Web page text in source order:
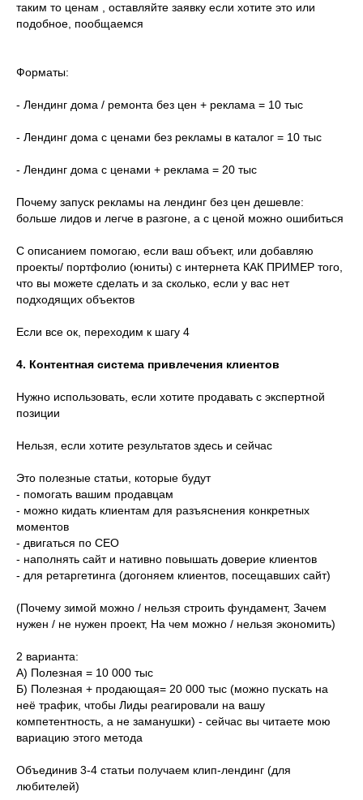
таким то ценам , оставляйте заявку если хотите это или
подобное, пообщаемся
Форматы:
- Лендинг дома / ремонта без цен + реклама = 10 тыс
- Лендинг дома с ценами без рекламы в каталог = 10 тыс
- Лендинг дома с ценами + реклама = 20 тыс
Почему запуск рекламы на лендинг без цен дешевле:
больше лидов и легче в разгоне, а с ценой можно ошибиться
С описанием помогаю, если ваш объект, или добавляю
проекты/ портфолио (юниты) с интернета КАК ПРИМЕР того,
что вы можете сделать и за сколько, если у вас нет
подходящих объектов
Если все ок, переходим к шагу 4
4. Контентная система привлечения клиентов
Нужно использовать, если хотите продавать с экспертной
позиции
Нельзя, если хотите результатов здесь и сейчас
Это полезные статьи, которые будут
- помогать вашим продавцам
- можно кидать клиентам для разъяснения конкретных
моментов
- двигаться по СЕО
- наполнять сайт и нативно повышать доверие клиентов
- для ретаргетинга (догоняем клиентов, посещавших сайт)
(Почему зимой можно / нельзя строить фундамент, Зачем
нужен / не нужен проект, На чем можно / нельзя экономить)
2 варианта:
А) Полезная = 10 000 тыс
Б) Полезная + продающая= 20 000 тыс (можно пускать на
неё трафик, чтобы Лиды реагировали на вашу
компетентность, а не заманушки) - сейчас вы читаете мою
вариацию этого метода
Объединив 3-4 статьи получаем клип-лендинг (для
любителей)